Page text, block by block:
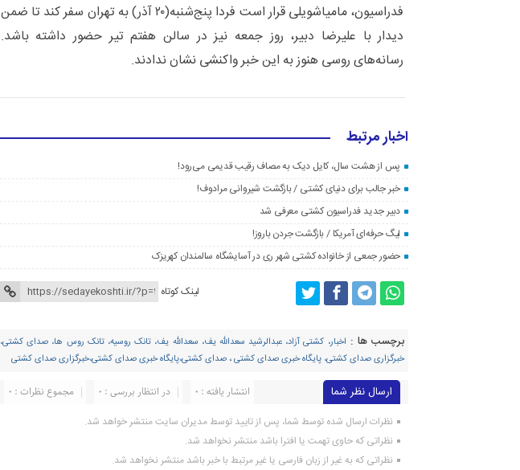
فدراسیون، مامیاشویلی قرار است فردا پنج‌شنبه(۲۰ آذر) به تهران سفر کند تا ضمن
دیدار با علیرضا دبیر، روز جمعه نیز در سالن هفتم تیر حضور داشته باشد.
رسانه‌های روسی هنوز به این خبر واکنشی نشان ندادند.
اخبار مرتبط
پس از هشت سال، کایل دیک به مصاف رقیب قدیمی می‌رود!
خبر جالب برای دنیای کشتی / بازگشت شیروانی مرادوف!
دبیر جدید فدراسیون کشتی معرفی شد
لیگ حرفه‌ای آمریکا / بازگشت جردن باروز!
حضور جمعی از خانواده کشتی شهر ری در آسایشگاه سالمندان کهریزک
لینک کوتاه
برچسب ها : اخبار، کشتی آزاد، عبدالرشید سعدالله یف، سعدالله یف، تانک روسیه، تانک روس ها، صدای کشتی،
خبرگزاری صدای کشتی، پایگاه خبری صدای کشتی، صدای کشتی،پایگاه خبری صدای کشتی،خبرگزاری صدای کشتی
ارسال نظر شما مجموع نظرات : 0 در انتظار بررسی : 0 انتشار یافته : ۰
نظرات ارسال شده توسط شما، پس از تایید توسط مدیران سایت منتشر خواهد شد.
نظراتی که حاوی تهمت یا افترا باشد منتشر نخواهد شد.
نظراتی که به غیر از زبان فارسی یا غیر مرتبط با خبر باشد منتشر نخواهد شد.